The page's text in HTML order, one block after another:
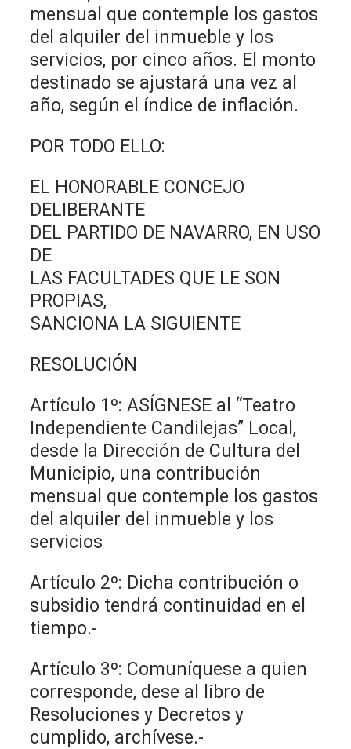
mensual que contemple los gastos
del alquiler del inmueble y los
servicios, por cinco años. El monto
destinado se ajustará una vez al
año, según el índice de inflación.
POR TODO ELLO:
EL HONORABLE CONCEJO
DELIBERANTE
DEL PARTIDO DE NAVARRO, EN USO
DE
LAS FACULTADES QUE LE SON
PROPIAS,
SANCIONA LA SIGUIENTE
RESOLUCIÓN
Artículo 1º: ASÍGNESE al “Teatro
Independiente Candilejas” Local,
desde la Dirección de Cultura del
Municipio, una contribución
mensual que contemple los gastos
del alquiler del inmueble y los
servicios
Artículo 2º: Dicha contribución o
subsidio tendrá continuidad en el
tiempo.-
Artículo 3º: Comuníquese a quien
corresponde, dese al libro de
Resoluciones y Decretos y
cumplido, archívese.-